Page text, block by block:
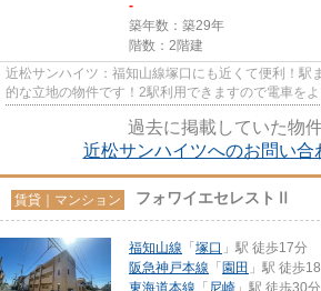
-
築年数：築29年
階数：2階建
近松サンハイツ：福知山線塚口にも近くて便利！駅
的な立地の物件です！2駅利用できますので電車を
過去に掲載していた物件
近松サンハイツへのお問い合
賃貸｜マンション フォワイエセレストⅡ
福知山線 「 塚口 」駅 徒歩17分
阪急神戸本線 「 園田 」駅 徒歩